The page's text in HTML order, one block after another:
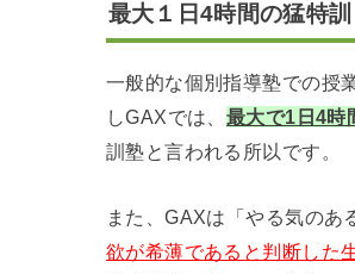
最大１日4時間の猛特訓
一般的な個別指導塾での授
しGAXでは、 最大で1日4時
訓塾と言われる所以です。
また、GAXは「やる気のあ
欲が希薄であると判断した